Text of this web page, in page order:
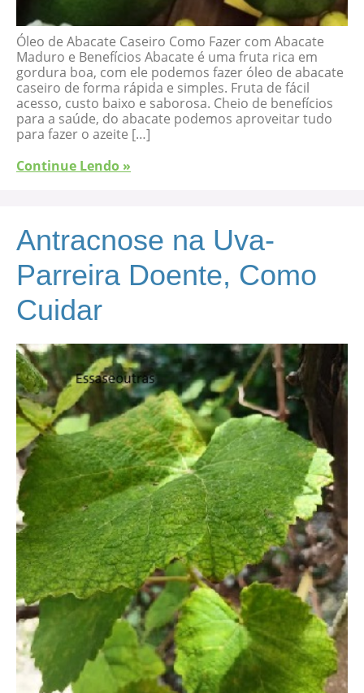
Óleo de Abacate Caseiro Como Fazer com Abacate
Maduro e Benefícios Abacate é uma fruta rica em
gordura boa, com ele podemos fazer óleo de abacate
caseiro de forma rápida e simples. Fruta de fácil
acesso, custo baixo e saborosa. Cheio de benefícios
para a saúde, do abacate podemos aproveitar tudo
para fazer o azeite […]
Continue Lendo »
Antracnose na Uva-
Parreira Doente, Como
Cuidar